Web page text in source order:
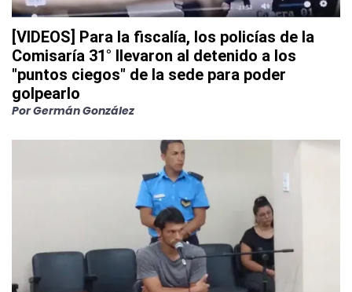
[VIDEOS] Para la fiscalía, los policías de la
Comisaría 31° llevaron al detenido a los
"puntos ciegos" de la sede para poder
golpearlo
PorGermán González